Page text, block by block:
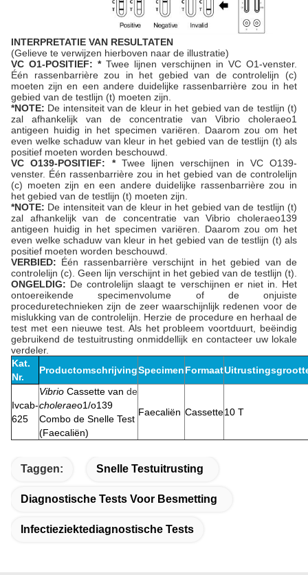
INTERPRETATIE VAN RESULTATEN
(Gelieve te verwijzen hierboven naar de illustratie)
VC O1-POSITIEF: *Twee lijnen verschijnen in VC O1-venster.
Één rassenbarrière zou in het gebied van de controlelijn (c)
moeten zijn en een andere duidelijke rassenbarrière zou in het
gebied van de testlijn (t) moeten zijn.
*NOTE: De intensiteit van de kleur in het gebied van de testlijn (t)
zal afhankelijk van de concentratie van Vibrio choleraeo1
antigeen huidig in het specimen variëren. Daarom zou om het
even welke schaduw van kleur in het gebied van de testlijn (t) als
positief moeten worden beschouwd.
VC O139-POSITIEF: *Twee lijnen verschijnen in VC O139-
venster. Één rassenbarrière zou in het gebied van de controlelijn
(c) moeten zijn en een andere duidelijke rassenbarrière zou in
het gebied van de testlijn (t) moeten zijn.
*NOTE: De intensiteit van de kleur in het gebied van de testlijn (t)
zal afhankelijk van de concentratie van Vibrio choleraeo139
antigeen huidig in het specimen variëren. Daarom zou om het
even welke schaduw van kleur in het gebied van de testlijn (t) als
positief moeten worden beschouwd.
VERBIED: Één rassenbarrière verschijnt in het gebied van de
controlelijn (c). Geen lijn verschijnt in het gebied van de testlijn (t).
ONGELDIG: De controlelijn slaagt te verschijnen er niet in. Het
ontoereikende specimenvolume of de onjuiste
proceduretechnieken zijn de zeer waarschijnlijk redenen voor de
mislukking van de controlelijn. Herzie de procedure en herhaal de
test met een nieuwe test. Als het probleem voortduurt, beëindig
gebruikend de testuitrusting onmiddellijk en contacteer uw lokale
verdeler.
Kat.
Nr.
ProductomschrijvingSpecimenFormaat
Ivcab-
625
Vibrio Cassette van de
choleraeo1/o139
Combo de Snelle Test
(Faecaliën)
Faecaliën Cassette10 T
Taggen: Snelle Testuitrusting
Diagnostische Tests Voor Besmetting
Infectieziektediagnostische Tests